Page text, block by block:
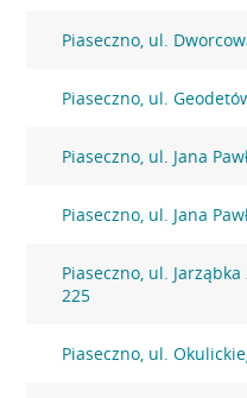
Piaseczno, ul.
Piaseczno, ul.
Piaseczno, ul. Jana
Piaseczno, ul. Jana
Piaseczno, ul. Jarząbka
225
Piaseczno, ul.